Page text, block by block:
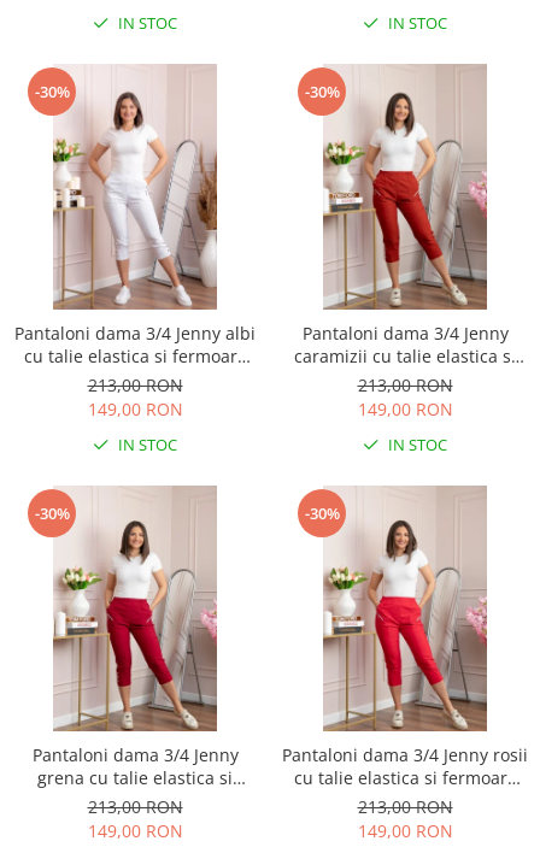
IN STOC IN STOC
-30%
Pantaloni dama 3/4 Jenny albi
cu talie elastica si fermoare
decorative
213,00 RON
149,00 RON
IN STOC
-30%
Pantaloni dama 3/4 Jenny
caramizii cu talie elastica si
fermoare decorative
213,00 RON
149,00 RON
IN STOC
-30%
Pantaloni dama 3/4 Jenny
grena cu talie elastica si
fermoare decorative
213,00 RON
149,00 RON
-30%
Pantaloni dama 3/4 Jenny rosii
cu talie elastica si fermoare
decorative
213,00 RON
149,00 RON